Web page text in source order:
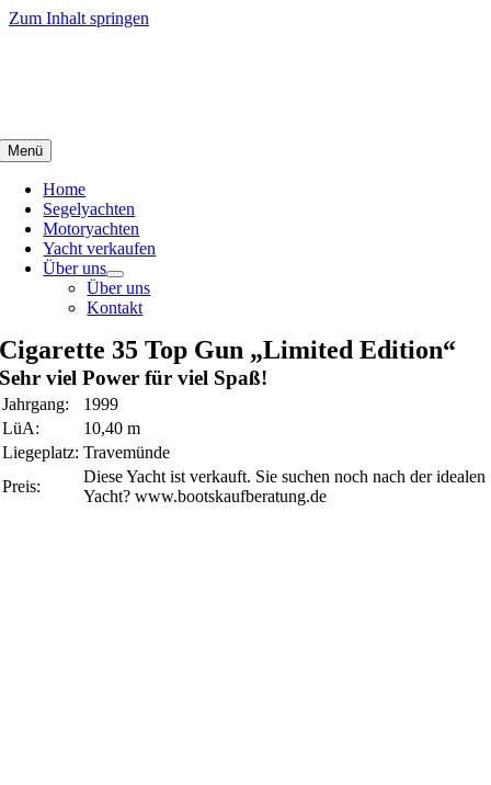
Zum Inhalt springen
Menü
Home
Segelyachten
Motoryachten
Yacht verkaufen
Über uns
Über uns
Kontakt
Cigarette 35 Top Gun „Limited Edition“
Sehr viel Power für viel Spaß!
Jahrgang:
1999
LüA:
10,40 m
Liegeplatz: Travemünde
Preis:
Diese Yacht ist verkauft. Sie suchen noch nach der idealen
Yacht? www.bootskaufberatung.de